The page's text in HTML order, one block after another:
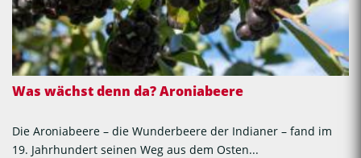
Was wächst denn da? Aroniabeere
Die Aroniabeere – die Wunderbeere der Indianer – fand im
19. Jahrhundert seinen Weg aus dem Osten...